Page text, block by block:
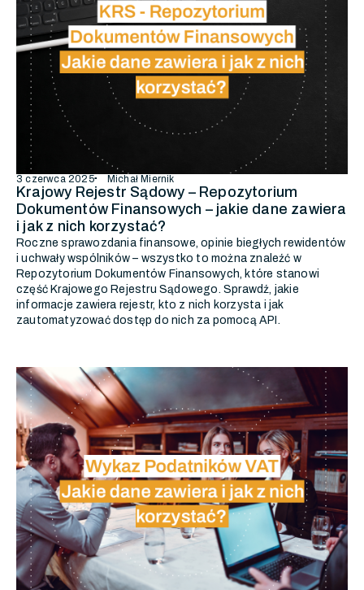
3 czerwca 2025 Michał Miernik
Krajowy Rejestr Sądowy – Repozytorium
Dokumentów Finansowych – jakie dane zawiera
i jak z nich korzystać?
Roczne sprawozdania finansowe, opinie biegłych rewidentów
i uchwały wspólników – wszystko to można znaleźć w
Repozytorium Dokumentów Finansowych, które stanowi
część Krajowego Rejestru Sądowego. Sprawdź, jakie
informacje zawiera rejestr, kto z nich korzysta i jak
zautomatyzować dostęp do nich za pomocą API.